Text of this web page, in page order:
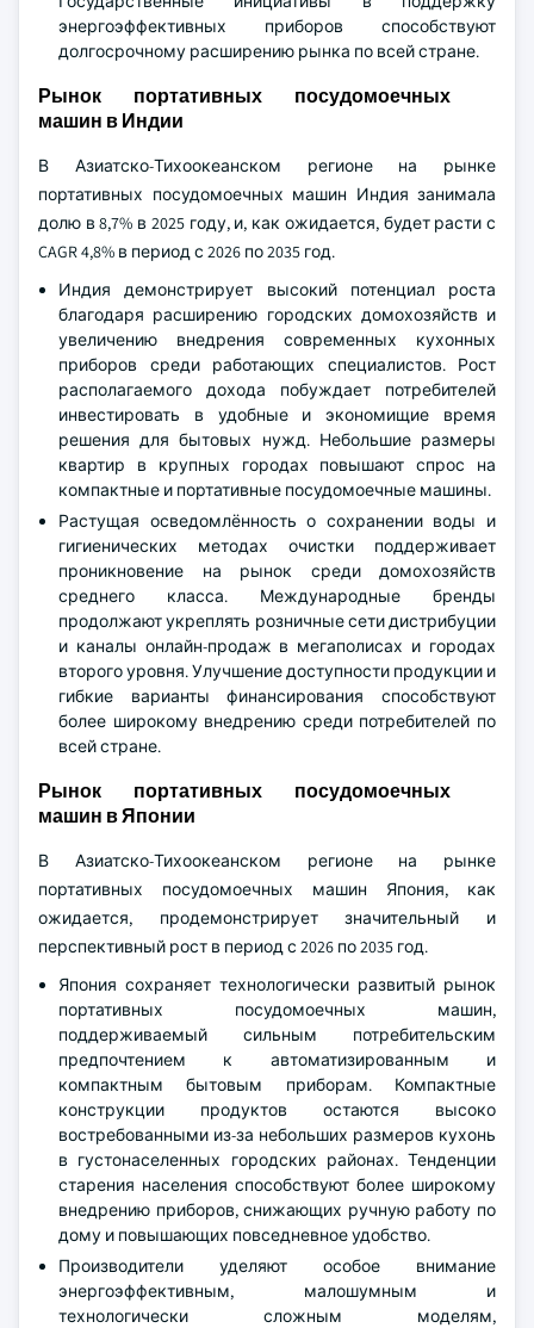
энергоэффективных приборов способствуют
долгосрочному расширению рынка по всей стране.
Рынок портативных посудомоечных
машин в Индии
В Азиатско-Тихоокеанском регионе на рынке
портативных посудомоечных машин Индия занимала
долю в 8,7% в 2025 году, и, как ожидается, будет расти с
CAGR 4,8% в период с 2026 по 2035 год.
Индия демонстрирует высокий потенциал роста
благодаря расширению городских домохозяйств и
увеличению внедрения современных кухонных
приборов среди работающих специалистов. Рост
располагаемого дохода побуждает потребителей
инвестировать в удобные и экономищие время
решения для бытовых нужд. Небольшие размеры
квартир в крупных городах повышают спрос на
компактные и портативные посудомоечные машины.
Растущая осведомлённость о сохранении воды и
гигиенических методах очистки поддерживает
проникновение на рынок среди домохозяйств
среднего класса. Международные бренды
продолжают укреплять розничные сети дистрибуции
и каналы онлайн-продаж в мегаполисах и городах
второго уровня. Улучшение доступности продукции и
гибкие варианты финансирования способствуют
более широкому внедрению среди потребителей по
всей стране.
Рынок портативных посудомоечных
машин в Японии
В Азиатско-Тихоокеанском регионе на рынке
портативных посудомоечных машин Япония, как
ожидается, продемонстрирует значительный и
перспективный рост в период с 2026 по 2035 год.
Япония сохраняет технологически развитый рынок
портативных посудомоечных машин,
поддерживаемый сильным потребительским
предпочтением к автоматизированным и
компактным бытовым приборам. Компактные
конструкции продуктов остаются высоко
востребованными из-за небольших размеров кухонь
в густонаселенных городских районах. Тенденции
старения населения способствуют более широкому
внедрению приборов, снижающих ручную работу по
дому и повышающих повседневное удобство.
Производители уделяют особое внимание
энергоэффективным, малошумным и
технологически сложным моделям,